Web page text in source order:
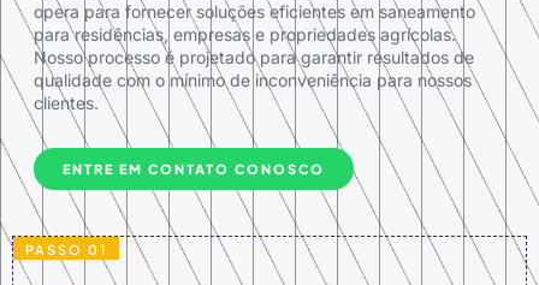
PASSO 01
opera para fornecer soluções eficientes em saneamento
para residências, empresas e propriedades agrícolas.
Nosso processo é projetado para garantir resultados de
qualidade com o mínimo de inconveniência para nossos
clientes.
ENTRE EM CONTATO CONOSCO